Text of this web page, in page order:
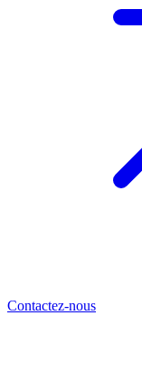
Contactez-nous